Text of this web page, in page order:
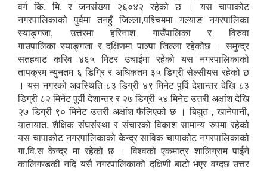
वर्ग कि. मि. र जनसंख्या २६०४२ रहेको छ । यस चापाकोट
नगरपालिकाको पुर्वमा तनहुँ जिल्ला,पश्चिममा गल्याङ नगरपालिका
स्याङ्गजा, उत्तरमा हरिनाश गाउँपालिका र विरुवा
गाउपालिका स्याङ्गजा र दक्षिणमा पाल्पा जिल्ला रहेकोछ । समुन्द्र
सतहवाट करिव ४६५ मिटर उचाईमा रहेको यस नगरपालिकाको
तापक्रम न्युनतम ६ डिग्रि र अधिकतम ३५ डिग्री सेल्सीयस रहेको छ
। यस नगरको अवस्थिति ८३ डिग्री ४९ मिनेट पुर्वि देशान्तर देखि ८३
डिग्री ८२ मिनेट पुर्वी देशान्तर र २७ डिग्री ५४ मिनेट उत्तरी अक्षांश देखि
२७ डिग्री ९० मिनेट उत्तरी अक्षांश फैलिएको छ । बिद्युत , खानेपानी,
यातायात, शैक्षिक संघसंस्था र संचारको विकाश सामान्य रुपमा रहेको
यस चापाकोट नगरपालिकाको केन्द्र साविक चापाकोट नगरपालिकाको
गा.वि.स केन्द्र मा रहेको छ । विश्वको एकमात्र शालिग्राम पाईने
कालिगण्डकी नदि यसै नगरपालिकाको दक्षिणी बाटो भएर वग्दछ उत्तर